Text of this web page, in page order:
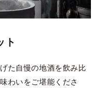
ト
た自慢の地酒を飲み比
わいをご堪能くださ